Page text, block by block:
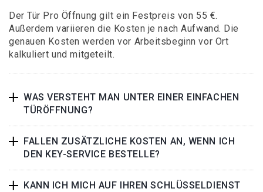
Der Tür Pro Öffnung gilt ein Festpreis von 55 €.
Außerdem variieren die Kosten je nach Aufwand. Die
genauen Kosten werden vor Arbeitsbeginn vor Ort
kalkuliert und mitgeteilt.
WAS VERSTEHT MAN UNTER EINER EINFACHEN
TÜRÖFFNUNG?
FALLEN ZUSÄTZLICHE KOSTEN AN, WENN ICH
DEN KEY-SERVICE BESTELLE?
KANN ICH MICH AUF IHREN SCHLÜSSELDIENST